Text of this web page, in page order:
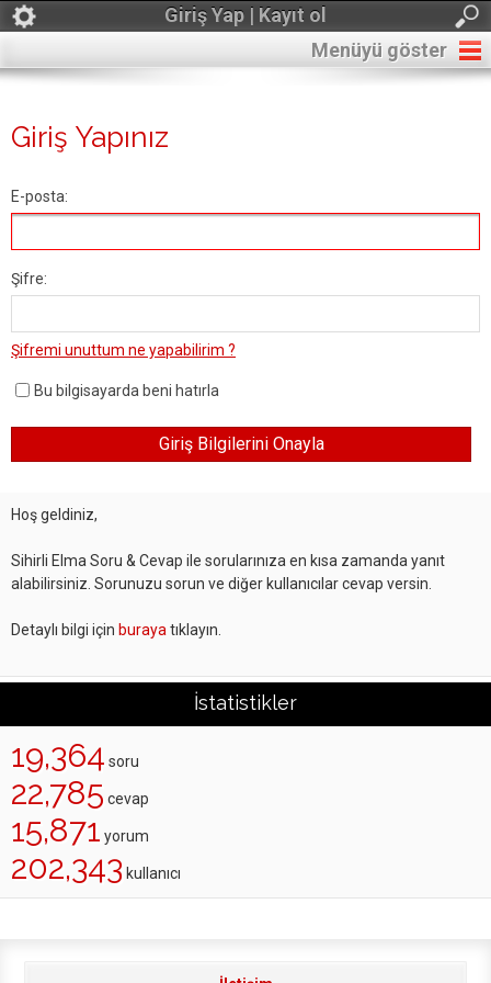
Giriş Yap | Kayıt ol
Menüyü göster
Giriş Yapınız
E-posta:
Şifre:
Şifremi unuttum ne yapabilirim ?
Bu bilgisayarda beni hatırla
Hoş geldiniz,
Sihirli Elma Soru & Cevap ile sorularınıza en kısa zamanda yanıt
alabilirsiniz. Sorunuzu sorun ve diğer kullanıcılar cevap versin.
Detaylı bilgi için buraya tıklayın.
İstatistikler
19,364 soru
22,785 cevap
15,871 yorum
202,343 kullanıcı